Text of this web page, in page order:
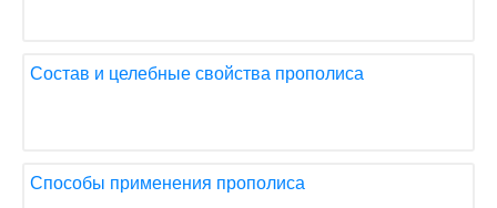
Состав и целебные свойства прополиса
Способы применения прополиса